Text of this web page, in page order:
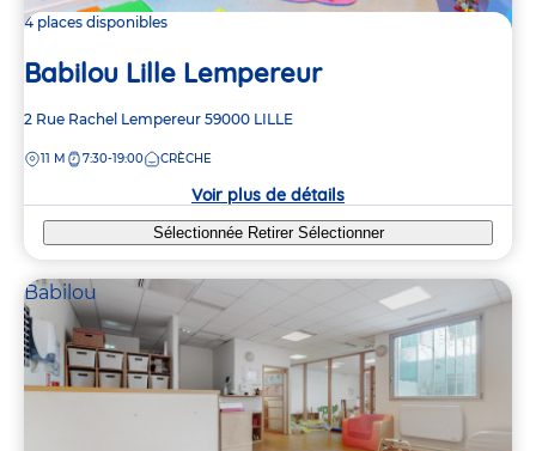
4 places disponibles
Babilou Lille Lempereur
Adresse
la
2 Rue Rachel Lempereur 59000 LILLE
DISTANCE
11 M 7:30-19:00 CRÈCHE
Voir plus de détails
Sélectionnée Retirer Sélectionner
Babilou